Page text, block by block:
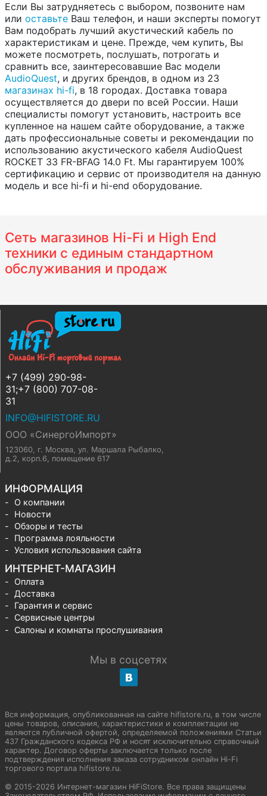
Если Вы затрудняетесь с выбором, позвоните нам
или оставьте Ваш телефон, и наши эксперты помогут
Вам подобрать лучший акустический кабель по
характеристикам и цене. Прежде, чем купить, Вы
можете посмотреть, послушать, потрогать и
сравнить все, заинтересовавшие Вас модели
AudioQuest, и других брендов, в одном из 23
магазинах hi-fi, в 18 городах. Доставка товара
осуществляется до двери по всей России. Наши
специалисты помогут установить, настроить все
купленное на нашем сайте оборудование, а также
дать профессиональные советы и рекомендации по
использованию акустического кабеля AudioQuest
ROCKET 33 FR-BFAG 14.0 Ft. Мы гарантируем 100%
сертификацию и сервис от производителя на данную
модель и все hi-fi и hi-end оборудование.
Сеть магазинов Hi-Fi и High End
техники с единым стандартном
обслуживания и продаж
+7 (499) 290-98-
31;+7 (800) 707-08-
31
INFO@HIFISTORE.RU
ООО «СинергоИмпорт»
123060, г. Москва, ул. Маршала Рыбалко,
д.2, корп.6, помещение 617
ИНФОРМАЦИЯ
О компании
Новости
Обзоры и тесты
Программа лояльности
Условия использования сайта
ИНТЕРНЕТ-МАГАЗИН
Оплата
Доставка
Гарантия и сервис
Сервисные центры
Салоны и комнаты прослушивания
Мы в соцсетях
Вся информация, опубликованная на сайте hifistore.ru, в том числе
цены товаров, описания, характеристики и комплектации не
являются публичной офертой, определяемой положениями Статьи
437 Гражданского кодекса РФ и носят исключительно справочный
характер. Договор оферты заключается только после
подтверждения исполнения заказа сотрудником онлайн Hi-Fi
торгового портала hifistore.ru.
© 2015-2026 Интернет-магазин HiFiStore. Все права защищены